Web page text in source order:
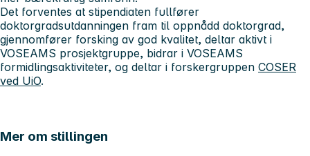
Det forventes at stipendiaten fullfører
doktorgradsutdanningen fram til oppnådd doktorgrad,
gjennomfører forsking av god kvalitet, deltar aktivt i
VOSEAMS prosjektgruppe, bidrar i VOSEAMS
formidlingsaktiviteter, og deltar i forskergruppen COSER
ved UiO.
Mer om stillingen